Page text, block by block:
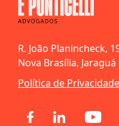
R. João Planincheck,
Nova Brasília, Jaraguá
Política de Privacidade